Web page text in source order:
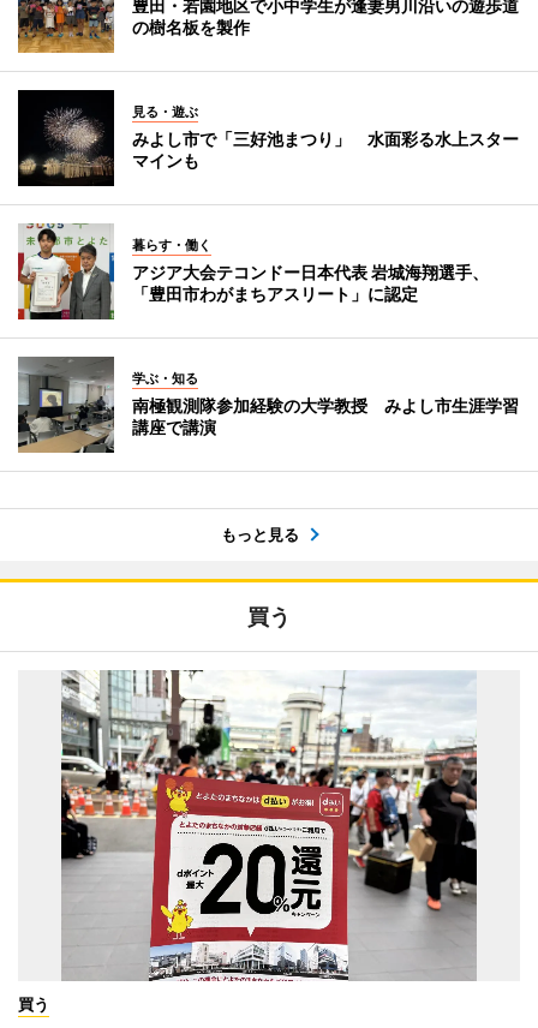
豊田・若園地区で小中学生が逢妻男川沿いの遊歩道
の樹名板を製作
見る・遊ぶ
みよし市で「三好池まつり」 水面彩る水上スター
マインも
暮らす・働く
アジア大会テコンドー日本代表 岩城海翔選手、
「豊田市わがまちアスリート」に認定
学ぶ・知る
南極観測隊参加経験の大学教授 みよし市生涯学習
講座で講演
もっと見る
買う
買う